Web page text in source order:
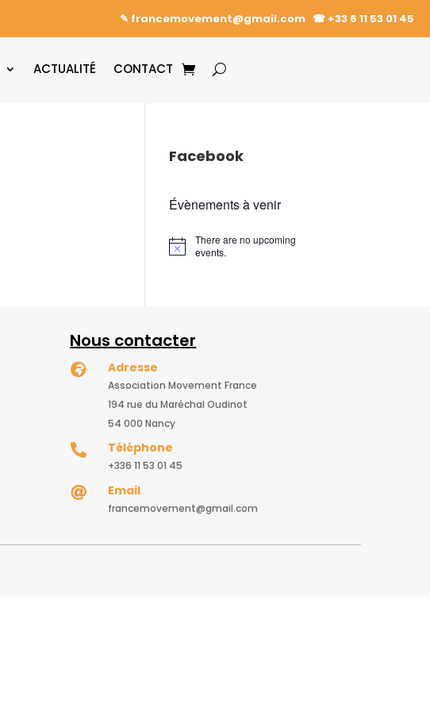
✎ francemovement@gmail.com ☎︎ +33 6 11 53 01 45
ACTUALITÉ CONTACT
Facebook
Évènements à venir
There are no upcoming
events.
Nous contacter
 Adresse
Association Movement France
194 rue du Maréchal Oudinot
54 000 Nancy
 Téléphone
+336 11 53 01 45
 Email
francemovement@gmail.com